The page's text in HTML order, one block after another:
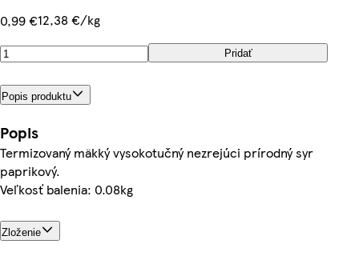
0,99 €12,38 €/kg
Pridať
Popis produktu
Popis
Termizovaný mäkký vysokotučný nezrejúci prírodný syr
paprikový.
Veľkosť balenia: 0.08kg
Zloženie